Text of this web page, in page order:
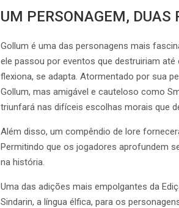
UM PERSONAGEM, DUAS
Gollum é uma das personagens mais
ele passou por eventos que destruiriam
flexiona, se adapta. Atormentado por sua
Gollum, mas amigável e cauteloso como
triunfará nas difíceis escolhas morais que
Além disso, um compêndio de lore
Permitindo que os jogadores aprofundem
na história.
Uma das adições mais empolgantes da
Sindarin, a língua élfica, para os